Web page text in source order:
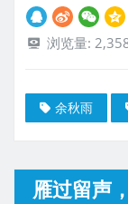
浏览量:
余秋雨
雁过留声